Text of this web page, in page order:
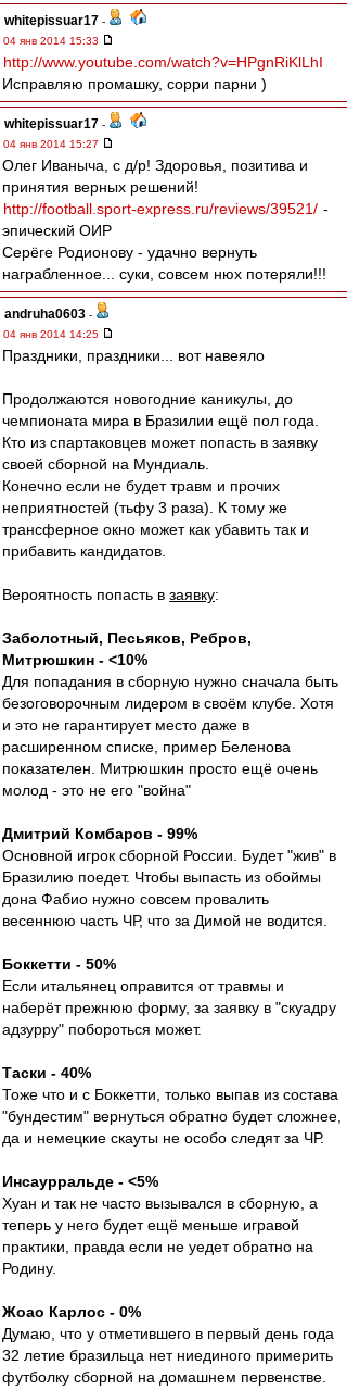
whitepissuar17 -
04 янв 2014 15:33
http://www.youtube.com/watch?v=HPgnRiKlLhI
Исправляю промашку, сорри парни )
whitepissuar17 -
04 янв 2014 15:27
Олег Иваныча, с д/р! Здоровья, позитива и
принятия верных решений!
http://football.sport-express.ru/reviews/39521/ -
эпический ОИР
Серёге Родионову - удачно вернуть
награбленное... суки, совсем нюх потеряли!!!
andruha0603 -
04 янв 2014 14:25
Праздники, праздники... вот навеяло
Продолжаются новогодние каникулы, до
чемпионата мира в Бразилии ещё пол года.
Кто из спартаковцев может попасть в заявку
своей сборной на Мундиаль.
Конечно если не будет травм и прочих
неприятностей (тьфу 3 раза). К тому же
трансферное окно может как убавить так и
прибавить кандидатов.
Вероятность попасть в заявку:
Заболотный, Песьяков, Ребров,
Митрюшкин - <10%
Для попадания в сборную нужно сначала быть
безоговорочным лидером в своём клубе. Хотя
и это не гарантирует место даже в
расширенном списке, пример Беленова
показателен. Митрюшкин просто ещё очень
молод - это не его "война"
Дмитрий Комбаров - 99%
Основной игрок сборной России. Будет "жив" в
Бразилию поедет. Чтобы выпасть из обоймы
дона Фабио нужно совсем провалить
весеннюю часть ЧР, что за Димой не водится.
Боккетти - 50%
Если итальянец оправится от травмы и
наберёт прежнюю форму, за заявку в "скуадру
адзурру" побороться может.
Таски - 40%
Тоже что и с Боккетти, только выпав из состава
"бундестим" вернуться обратно будет сложнее,
да и немецкие скауты не особо следят за ЧР.
Инсаурральде - <5%
Хуан и так не часто вызывался в сборную, а
теперь у него будет ещё меньше игравой
практики, правда если не уедет обратно на
Родину.
Жоао Карлос - 0%
Думаю, что у отметившего в первый день года
32 летие бразильца нет ниединого примерить
футболку сборной на домашнем первенстве.